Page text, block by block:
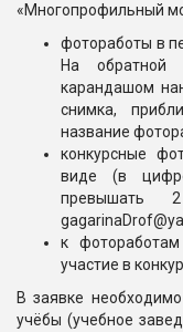
«Многопрофильный
фотоработы в
На обратной
карандашом
снимка,
название
конкурсные
виде (в
превышать
к
участие в
В заявке
учёбы (учебное